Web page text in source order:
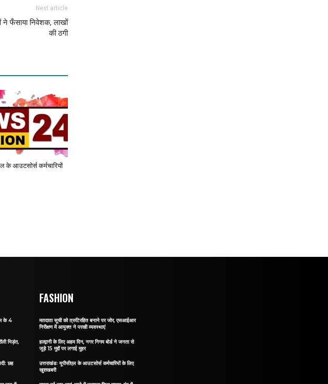
Next article
ने फँसाया निवेशक, लाखों
की ठगी
के आउटसोर्स कर्मचारियों
के 4
भिड़ंत,
छह
FASHION
मतदाता सूची को त्रुटिरहित बनाने पर जोर, एसआईआर
निरीक्षण में आयुक्त ने परखी व्यवस्थाएं
हल्द्वानी के लिए अहम दिन, नगर निगम बोर्ड ने जनता से
जुड़े 15 मुद्दों पर लगाई मुहर
उत्तराखंडः यूपीसीएल के आउटसोर्स कर्मचारियों के लिए
खुशखबरी